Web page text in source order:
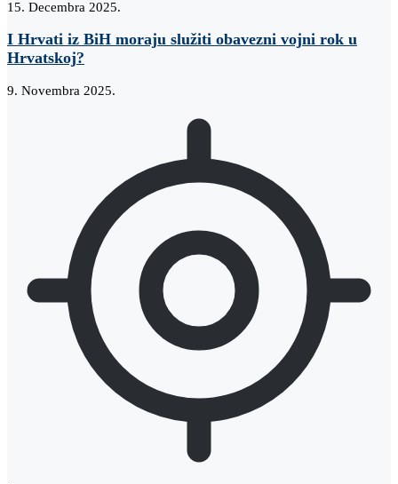
15. Decembra 2025.
I Hrvati iz BiH moraju služiti obavezni vojni rok u
Hrvatskoj?
9. Novembra 2025.